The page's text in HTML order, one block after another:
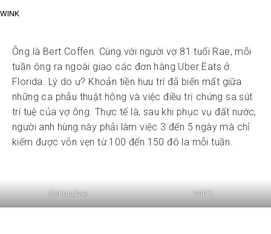
WINK
Ông là Bert Coffen. Cùng với người vợ 81 tuổi Rae, mỗi
tuần ông ra ngoài giao các đơn hàng Uber Eats ở
Florida. Lý do ư? Khoản tiền hưu trí đã biến mất giữa
những ca phẫu thuật hông và việc điều trị chứng sa sút
trí tuệ của vợ ông. Thực tế là, sau khi phục vụ đất nước,
người anh hùng này phải làm việc 3 đến 5 ngày mà chỉ
kiếm được vỏn vẹn từ 100 đến 150 đô la mỗi tuần.
GoFundMe WINK